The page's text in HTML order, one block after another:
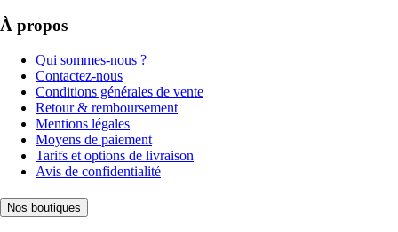
À propos
Qui sommes-nous ?
Contactez-nous
Conditions générales de vente
Retour & remboursement
Mentions légales
Moyens de paiement
Tarifs et options de livraison
Avis de confidentialité
Nos boutiques